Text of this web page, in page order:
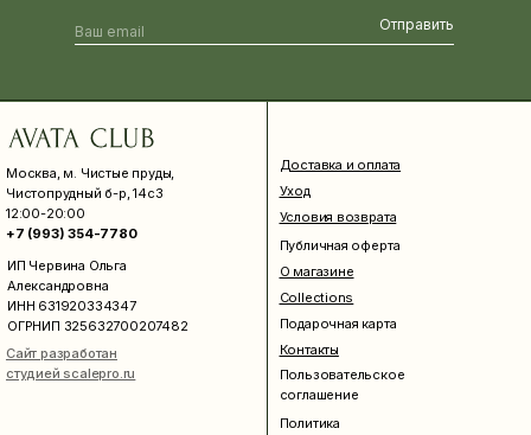
Отправить
Москва, м. Чистые пруды,
Чистопрудный б-р, 14с3
12:00-20:00
+7 (993) 354-7780
Сайт разработан
студией scalepro.ru
ИП Червина Ольга
Александровна
ИНН 631920334347
ОГРНИП 325632700207482
Доставка и оплата
Уход
Условия возврата
Публичная оферта
Пользовательское
соглашение
Политика
О магазине
Collections
Подарочная карта
Контакты